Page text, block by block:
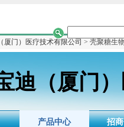
厦门）医疗技术有限公司 > 壳聚糖生
迪（厦门
产品中心 招